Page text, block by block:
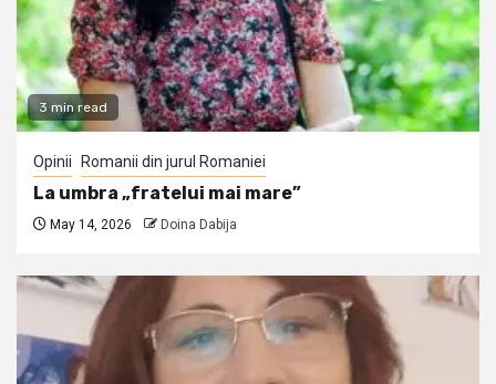
3 min read
Opinii Romanii din jurul Romaniei
La umbra „fratelui mai mare”
May 14, 2026 Doina Dabija